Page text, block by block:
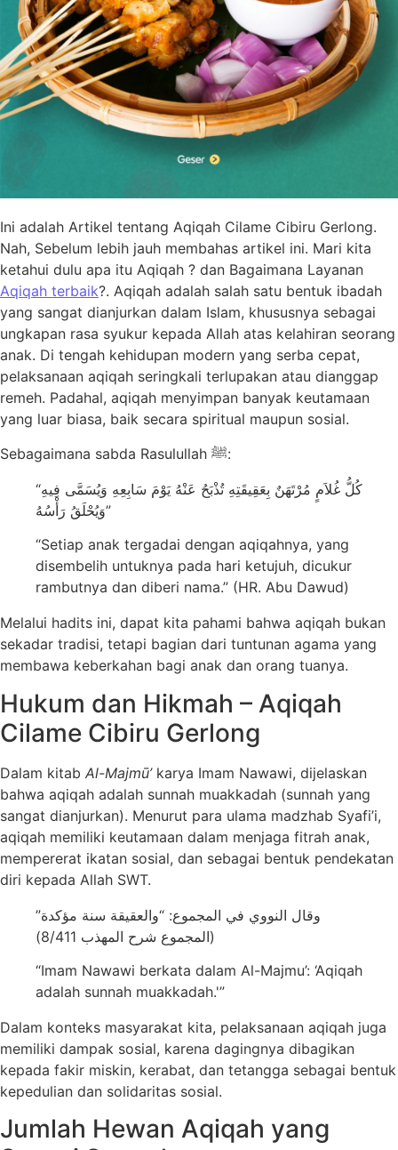
Ini adalah Artikel tentang Aqiqah Cilame Cibiru Gerlong.
Nah, Sebelum lebih jauh membahas artikel ini. Mari kita
ketahui dulu apa itu Aqiqah ? dan Bagaimana Layanan
Aqiqah terbaik?. Aqiqah adalah salah satu bentuk ibadah
yang sangat dianjurkan dalam Islam, khususnya sebagai
ungkapan rasa syukur kepada Allah atas kelahiran seorang
anak. Di tengah kehidupan modern yang serba cepat,
pelaksanaan aqiqah seringkali terlupakan atau dianggap
remeh. Padahal, aqiqah menyimpan banyak keutamaan
yang luar biasa, baik secara spiritual maupun sosial.
Sebagaimana sabda Rasulullah ﷺ:
“كُلُّ غُلاَمٍ مُرْتَهَنٌ بِعَقِيقَتِهِ تُذْبَحُ عَنْهُ يَوْمَ سَابِعِهِ وَيُسَمَّى فِيهِ
وَيُحْلَقُ رَأْسُهُ”
“Setiap anak tergadai dengan aqiqahnya, yang
disembelih untuknya pada hari ketujuh, dicukur
rambutnya dan diberi nama.” (HR. Abu Dawud)
Melalui hadits ini, dapat kita pahami bahwa aqiqah bukan
sekadar tradisi, tetapi bagian dari tuntunan agama yang
membawa keberkahan bagi anak dan orang tuanya.
Hukum dan Hikmah – Aqiqah
Cilame Cibiru Gerlong
Dalam kitab Al-Majmū’karya Imam Nawawi, dijelaskan
bahwa aqiqah adalah sunnah muakkadah (sunnah yang
sangat dianjurkan). Menurut para ulama madzhab Syafi’i,
aqiqah memiliki keutamaan dalam menjaga fitrah anak,
mempererat ikatan sosial, dan sebagai bentuk pendekatan
diri kepada Allah SWT.
وقال النووي في المجموع: “والعقيقة سنة مؤكدة”
(المجموع شرح المهذب 8/411)
“Imam Nawawi berkata dalam Al-Majmu’: ‘Aqiqah
adalah sunnah muakkadah.'”
Dalam konteks masyarakat kita, pelaksanaan aqiqah juga
memiliki dampak sosial, karena dagingnya dibagikan
kepada fakir miskin, kerabat, dan tetangga sebagai bentuk
kepedulian dan solidaritas sosial.
Jumlah Hewan Aqiqah yang